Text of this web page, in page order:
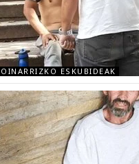
OINARRIZKO ESKUBIDEAK